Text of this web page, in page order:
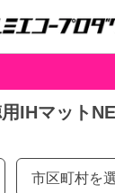
IHマット
市区町村を